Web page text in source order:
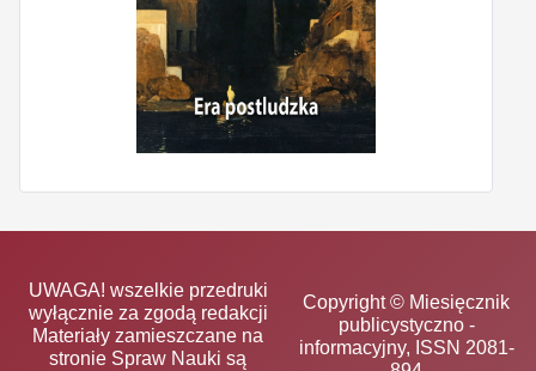
UWAGA! wszelkie przedruki
wyłącznie za zgodą redakcji
Materiały zamieszczane na
stronie Spraw Nauki są
Copyright © Miesięcznik
publicystyczno -
informacyjny, ISSN 2081-